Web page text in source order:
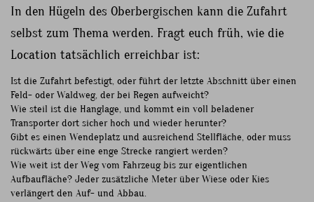
In den Hügeln des Oberbergischen kann die Zufahrt
selbst zum Thema werden. Fragt euch früh, wie die
Location tatsächlich erreichbar ist:
Ist die Zufahrt befestigt, oder führt der letzte Abschnitt über einen
Feld- oder Waldweg, der bei Regen aufweicht?
Wie steil ist die Hanglage, und kommt ein voll beladener
Transporter dort sicher hoch und wieder herunter?
Gibt es einen Wendeplatz und ausreichend Stellfläche, oder muss
rückwärts über eine enge Strecke rangiert werden?
Wie weit ist der Weg vom Fahrzeug bis zur eigentlichen
Aufbaufläche? Jeder zusätzliche Meter über Wiese oder Kies
verlängert den Auf- und Abbau.